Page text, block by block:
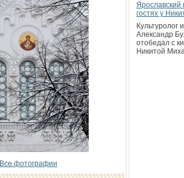
Все фотографии
Ярославский
гостях у
Культуролог
Александр
отобедал с
Никитой